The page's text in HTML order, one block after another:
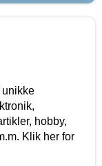
unikke
hobby,
Klik her for